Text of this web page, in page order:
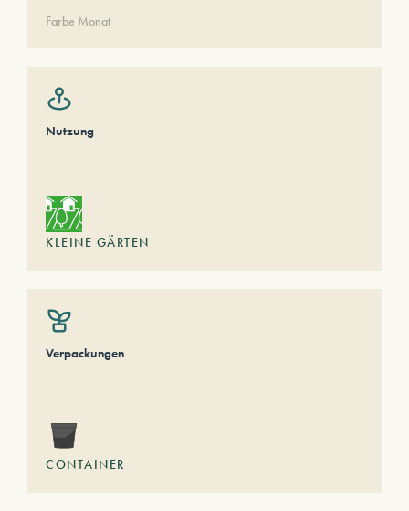
Farbe Monat
Nutzung
KLEINE GÄRTEN
Verpackungen
CONTAINER